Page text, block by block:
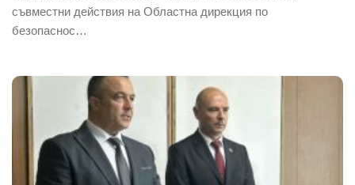
съвместни действия на Областна дирекция по
безопаснос…